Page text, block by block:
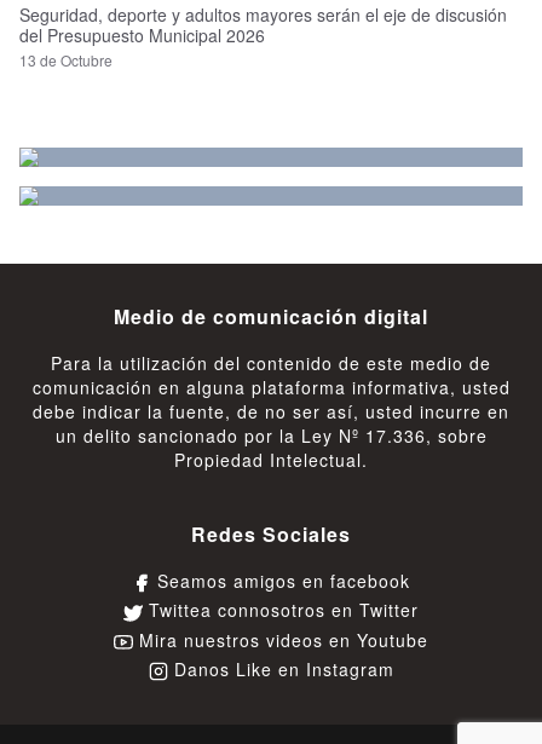
Seguridad, deporte y adultos mayores serán el eje de discusión
del Presupuesto Municipal 2026
13 de Octubre
Medio de comunicación digital
Para la utilización del contenido de este medio de
comunicación en alguna plataforma informativa, usted
debe indicar la fuente, de no ser así, usted incurre en
un delito sancionado por la Ley Nº 17.336, sobre
Propiedad Intelectual.
Redes Sociales
Seamos amigos en facebook
Twittea connosotros en Twitter
Mira nuestros videos en Youtube
Danos Like en Instagram